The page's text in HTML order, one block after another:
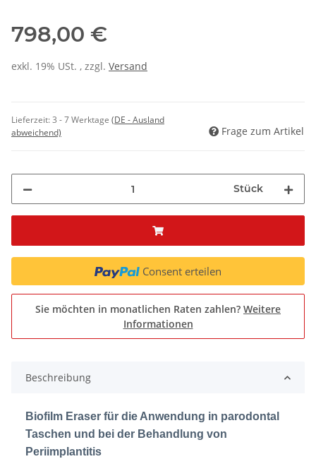
798,00 €
exkl. 19% USt. , zzgl. Versand
Lieferzeit:3 - 7 Werktage (DE - Ausland
abweichend)
Frage zum Artikel
Stück
Consent erteilen
Sie möchten in monatlichen Raten zahlen? Weitere
Informationen
Beschreibung
Biofilm Eraser für die Anwendung in parodontal
Taschen und bei der Behandlung von
Periimplantitis